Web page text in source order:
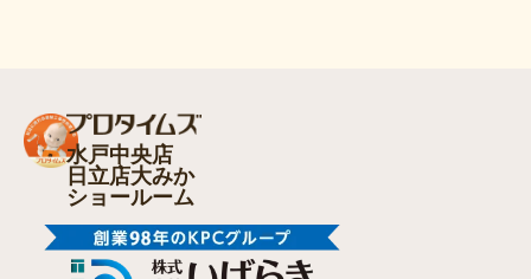
水戸中央店
日立店大みか
ショールーム